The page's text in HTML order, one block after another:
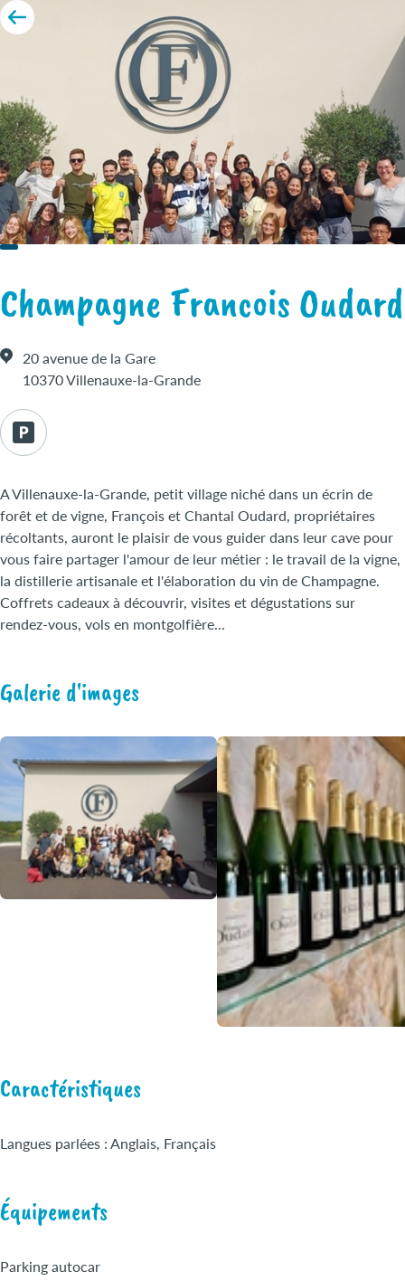
Champagne Francois Oudard
20 avenue de la Gare
10370 Villenauxe-la-Grande
A Villenauxe-la-Grande, petit village niché dans un écrin de
forêt et de vigne, François et Chantal Oudard, propriétaires
récoltants, auront le plaisir de vous guider dans leur cave pour
vous faire partager l'amour de leur métier : le travail de la vigne,
la distillerie artisanale et l'élaboration du vin de Champagne.
Coffrets cadeaux à découvrir, visites et dégustations sur
rendez-vous, vols en montgolfière...
Galerie d'images
Caractéristiques
Langues parlées : Anglais, Français
Équipements
Parking autocar